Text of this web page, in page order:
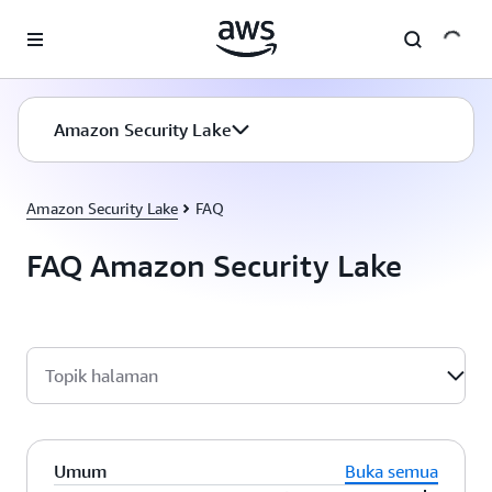
Amazon Security Lake
Amazon Security Lake FAQ
FAQ Amazon Security Lake
Topik halaman
Umum
Buka semua